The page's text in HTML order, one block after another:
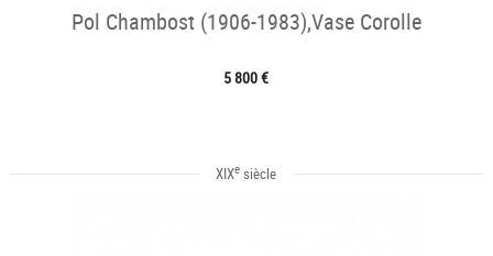
Pol Chambost (1906-1983),Vase Corolle
5 800 €
XIXe siècle